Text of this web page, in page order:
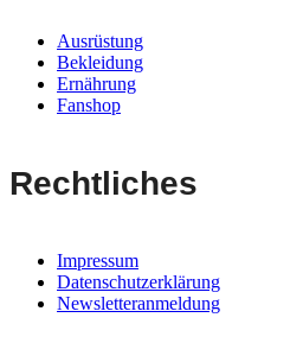
Ausrüstung
Bekleidung
Ernährung
Fanshop
Rechtliches
Impressum
Datenschutzerklärung
Newsletteranmeldung